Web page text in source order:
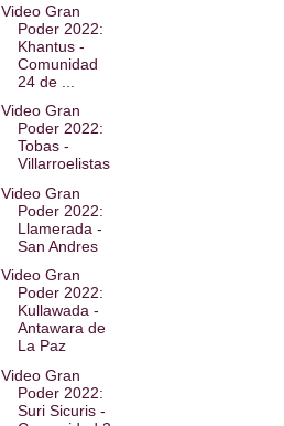
Video Gran
Poder 2022:
Khantus -
Comunidad
24 de ...
Video Gran
Poder 2022:
Tobas -
Villarroelistas
Video Gran
Poder 2022:
Llamerada -
San Andres
Video Gran
Poder 2022:
Kullawada -
Antawara de
La Paz
Video Gran
Poder 2022:
Suri Sicuris -